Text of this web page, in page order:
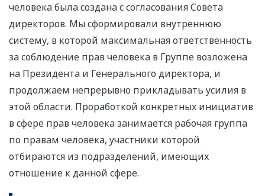
человека была создана с согласования Совета
директоров. Мы сформировали внутреннюю
систему, в которой максимальная ответственность
за соблюдение прав человека в Группе возложена
на Президента и Генерального директора, и
продолжаем непрерывно прикладывать усилия в
этой области. Проработкой конкретных инициатив
в сфере прав человека занимается рабочая группа
по правам человека, участники которой
отбираются из подразделений, имеющих
отношение к данной сфере.